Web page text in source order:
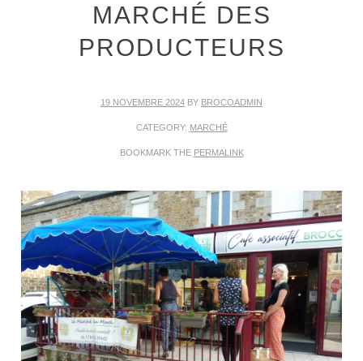
MARCHÉ DES
PRODUCTEURS
19 NOVEMBRE 2024 BY BROCOADMIN
CATEGORY: MARCHÉ
BOOKMARK THE PERMALINK